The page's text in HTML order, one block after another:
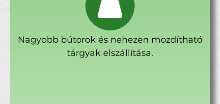
Nagyobb bútorok és nehezen mozdítható
tárgyak elszállítása.